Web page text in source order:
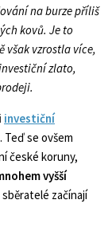
na burze příliš
kovů. Je to
však vzrostla více,
zlato,
investiční
Teď se ovšem
české koruny,
vyšší
začínají